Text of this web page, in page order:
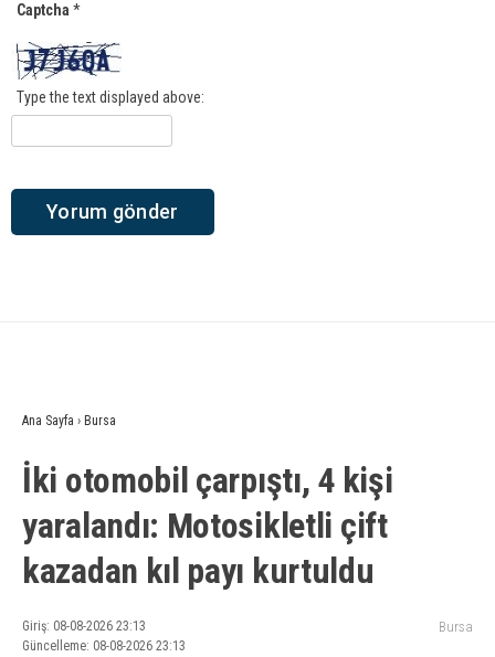
Captcha *
Type the text displayed above:
Ana Sayfa › Bursa
İki otomobil çarpıştı, 4 kişi
yaralandı: Motosikletli çift
kazadan kıl payı kurtuldu
Giriş: 08-08-2026 23:13
Güncelleme: 08-08-2026 23:13
Bursa